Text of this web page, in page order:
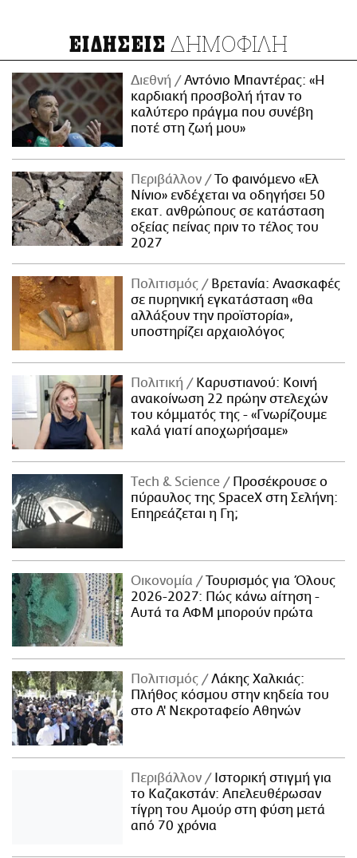
ΕΙΔΗΣΕΙΣ ΔΗΜΟΦΙΛΗ
Διεθνή
Αντόνιο Μπαντέρας: «Η
καρδιακή προσβολή ήταν το
καλύτερο πράγμα που συνέβη
ποτέ στη ζωή μου»
Περιβάλλον
Το φαινόμενο «Ελ
Νίνιο» ενδέχεται να οδηγήσει 50
εκατ. ανθρώπους σε κατάσταση
οξείας πείνας πριν το τέλος του
2027
Πολιτισμός
Βρετανία: Ανασκαφές
σε πυρηνική εγκατάσταση «θα
αλλάξουν την προϊστορία»,
υποστηρίζει αρχαιολόγος
Πολιτική
Καρυστιανού: Κοινή
ανακοίνωση 22 πρώην στελεχών
του κόμματός της - «Γνωρίζουμε
καλά γιατί αποχωρήσαμε»
Τech & Science
Προσέκρουσε ο
πύραυλος της SpaceX στη Σελήνη:
Επηρεάζεται η Γη;
Οικονομία
Τουρισμός για Όλους
2026-2027: Πώς κάνω αίτηση -
Αυτά τα ΑΦΜ μπορούν πρώτα
Πολιτισμός
Λάκης Χαλκιάς:
Πλήθος κόσμου στην κηδεία του
στο Α' Νεκροταφείο Αθηνών
Περιβάλλον
Ιστορική στιγμή για
το Καζακστάν: Απελευθέρωσαν
τίγρη του Αμούρ στη φύση μετά
από 70 χρόνια